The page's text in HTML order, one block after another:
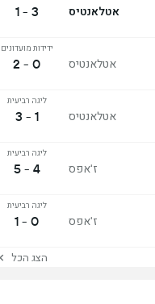
אטלאנטיס 3 - 1
אטלאנטיס
ידידות מועדונים
0 - 2
אטלאנטיס
ליגה רביעית
1 - 3
ז'אפס
ליגה רביעית
4 - 5
ז'אפס
ליגה רביעית
0 - 1
הצג הכל